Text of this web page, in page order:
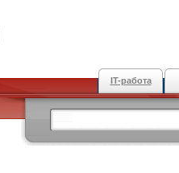
IT-работа